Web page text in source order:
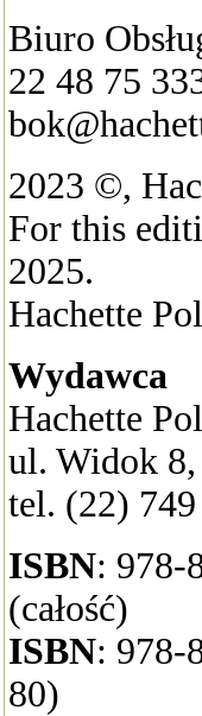
Biuro
22 48 75
2023 ©,
For this
2025.
Hachette
Wydawca
Hachette
ul. Widok 8,
tel. (22)
ISBN: 978-
(całość)
ISBN: 978-
80)